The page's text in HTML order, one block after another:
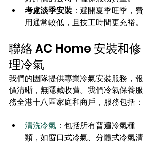
考慮淡季安裝 ：避開夏季旺季，費
用通常較低，且技工時間更充裕。
聯絡 AC Home 安裝和修
理冷氣
我們的團隊提供專業冷氣安裝服務，報
價清晰，無隱藏收費。 我們冷氣保養服
務全港十八區家庭和商戶，服務包括：
清洗冷氣 ：包括所有普遍冷氣種
類，如窗口式冷氣、分體式冷氣清